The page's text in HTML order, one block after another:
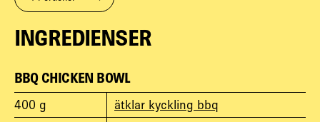
INGREDIENSER
BBQ CHICKEN BOWL
400 g
ätklar kyckling bbq